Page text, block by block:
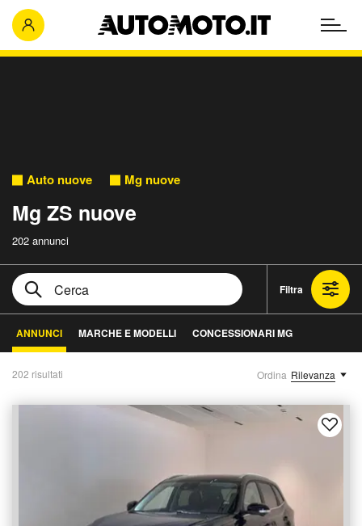
Auto nuove Mg nuove
Mg ZS nuove
202 annunci
Filtra
ANNUNCI MARCHE E MODELLI CONCESSIONARI MG
202 risultati Ordina Rilevanza